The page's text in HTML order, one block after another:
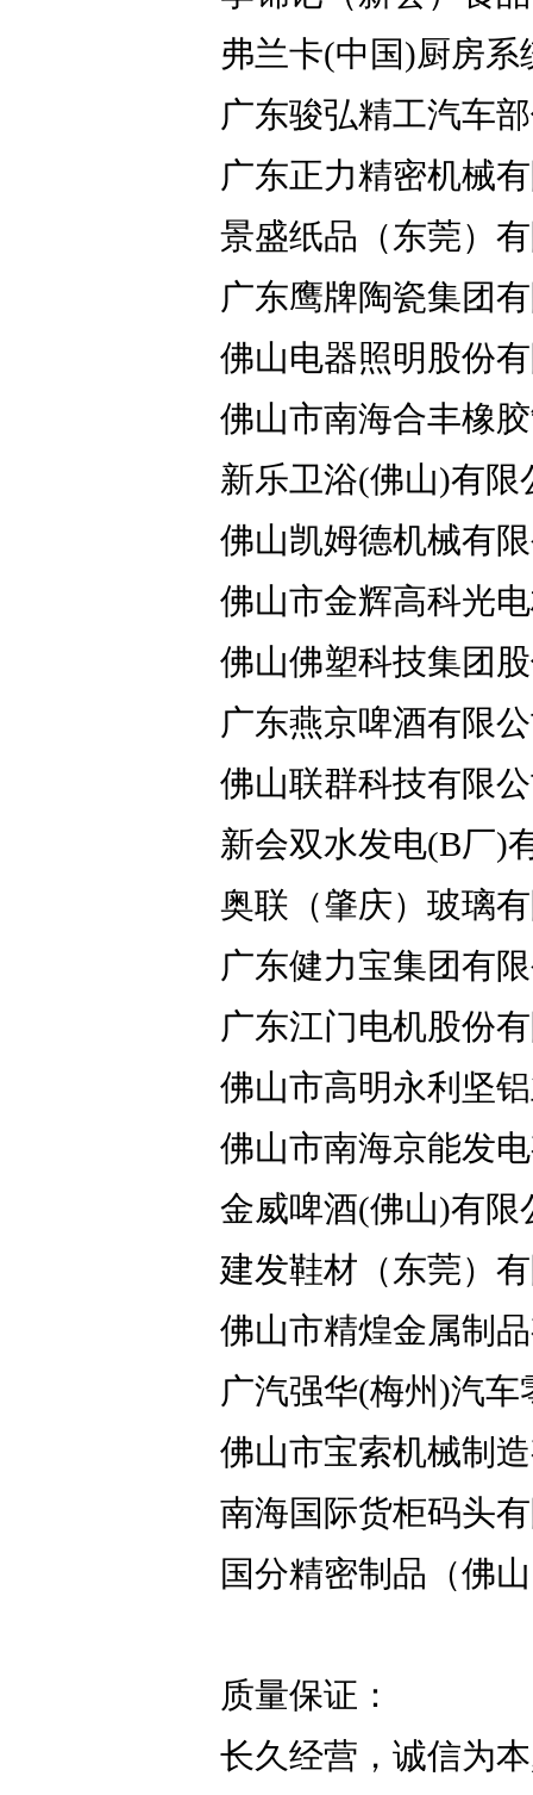
弗兰卡(中国)厨房系
广东骏弘精工汽车
广东正力精密机械
景盛纸品（东莞）
广东鹰牌陶瓷集团
佛山电器照明股份
佛山市南海合丰橡
新乐卫浴(佛山)有限
佛山凯姆德机械有
佛山市金辉高科光
佛山佛塑科技集团
广东燕京啤酒有限
佛山联群科技有限
新会双水发电(B厂)
奥联（肇庆）玻璃
广东健力宝集团有
广东江门电机股份
佛山市高明永利坚
佛山市南海京能发
金威啤酒(佛山)有限
建发鞋材（东莞）
佛山市精煌金属制
广汽强华(梅州)汽
佛山市宝索机械制
南海国际货柜码头
国分精密制品（佛
质量保证：
长久经营，诚信为